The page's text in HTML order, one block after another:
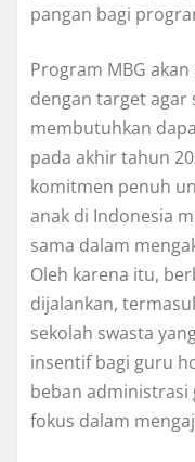
pangan bagi
Program MBG
dengan target agar
membutuhkan
pada akhir tahun
komitmen penuh
anak di Indonesia
sama dalam
Oleh karena itu,
dijalankan,
sekolah swasta
insentif bagi guru
beban administrasi
fokus dalam